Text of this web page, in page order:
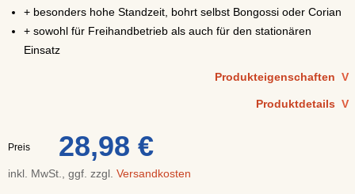
+ besonders hohe Standzeit, bohrt selbst Bongossi oder Corian
+ sowohl für Freihandbetrieb als auch für den stationären
Einsatz
Produkteigenschaften V
Produktdetails V
Preis 28,98 €
inkl. MwSt., ggf. zzgl. Versandkosten